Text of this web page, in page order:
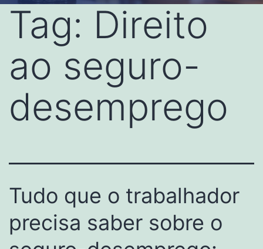
Tag: Direito
ao seguro-
desemprego
Tudo que o trabalhador
precisa saber sobre o